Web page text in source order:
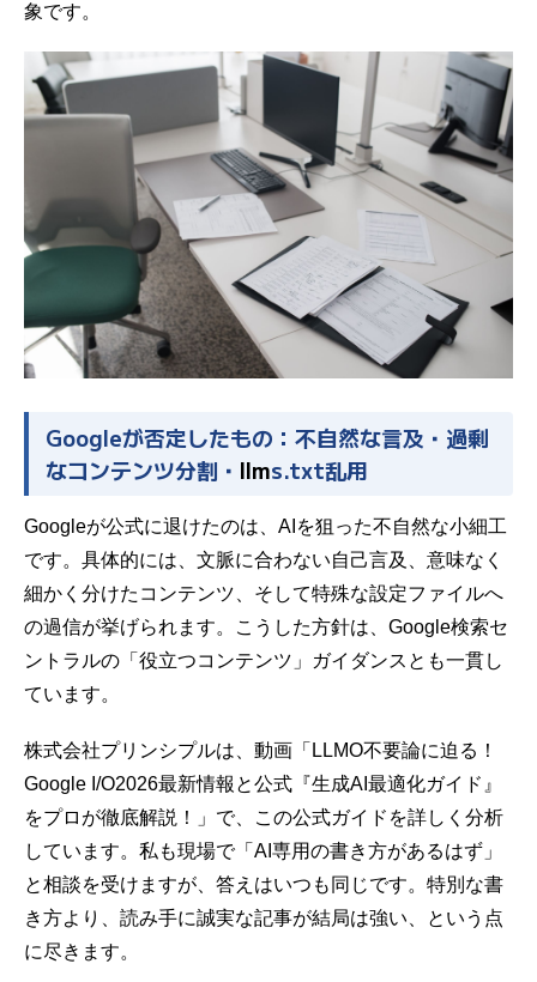
象です。
Googleが否定したもの：不自然な言及・過剰
なコンテンツ分割・ llms.txt乱用
Googleが公式に退けたのは、AIを狙った不自然な小細工
です。具体的には、文脈に合わない自己言及、意味なく
細かく分けたコンテンツ、そして特殊な設定ファイルへ
の過信が挙げられます。こうした方針は、 Google検索セ
ントラルの「役立つコンテンツ」ガイダンス とも一貫し
ています。
株式会社プリンシプルは、動画「LLMO不要論に迫る！
Google I/O2026最新情報と公式『生成AI最適化ガイド』
をプロが徹底解説！」で、この公式ガイドを詳しく分析
しています。私も現場で「AI専用の書き方があるはず」
と相談を受けますが、答えはいつも同じです。特別な書
き方より、読み手に誠実な記事が結局は強い、という点
に尽きます。